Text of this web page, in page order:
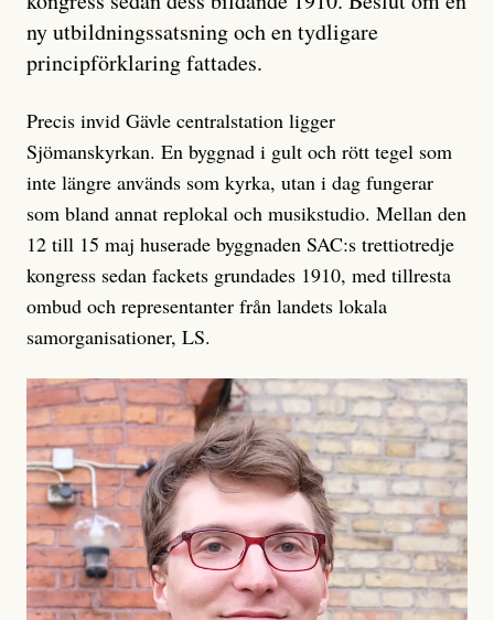
ny utbildningssatsning och en tydligare
principförklaring fattades.
Precis invid Gävle centralstation ligger
Sjömanskyrkan. En byggnad i gult och rött tegel som
inte längre används som kyrka, utan i dag fungerar
som bland annat replokal och musikstudio. Mellan den
12 till 15 maj huserade byggnaden SAC:s trettiotredje
kongress sedan fackets grundades 1910, med tillresta
ombud och representanter från landets lokala
samorganisationer, LS.